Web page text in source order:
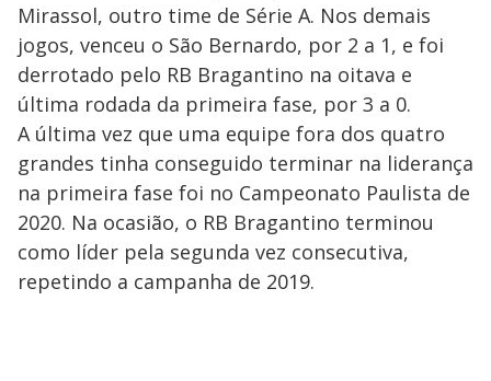
Mirassol, outro time de Série A. Nos demais
jogos, venceu o São Bernardo, por 2 a 1, e foi
derrotado pelo RB Bragantino na oitava e
última rodada da primeira fase, por 3 a 0.
A última vez que uma equipe fora dos quatro
grandes tinha conseguido terminar na liderança
na primeira fase foi no Campeonato Paulista de
2020. Na ocasião, o RB Bragantino terminou
como líder pela segunda vez consecutiva,
repetindo a campanha de 2019.